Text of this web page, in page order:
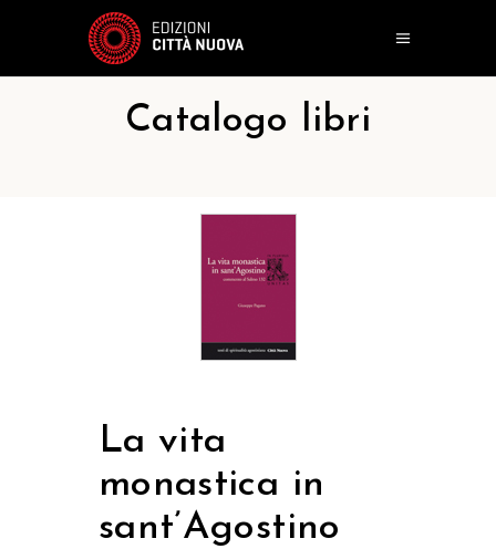
Catalogo libri
La vita
monastica in
sant’Agostino